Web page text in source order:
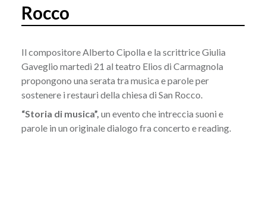
Rocco
Il compositore Alberto Cipolla e la scrittrice Giulia
Gaveglio martedì 21 al teatro Elios di Carmagnola
propongono una serata tra musica e parole per
sostenere i restauri della chiesa di San Rocco.
“Storia di musica”, un evento che intreccia suoni e
parole in un originale dialogo fra concerto e reading.